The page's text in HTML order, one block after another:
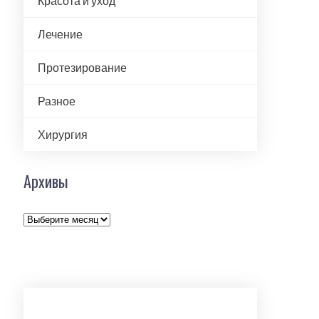
Лечение
Протезирование
Разное
Хирургия
Архивы
Архивы